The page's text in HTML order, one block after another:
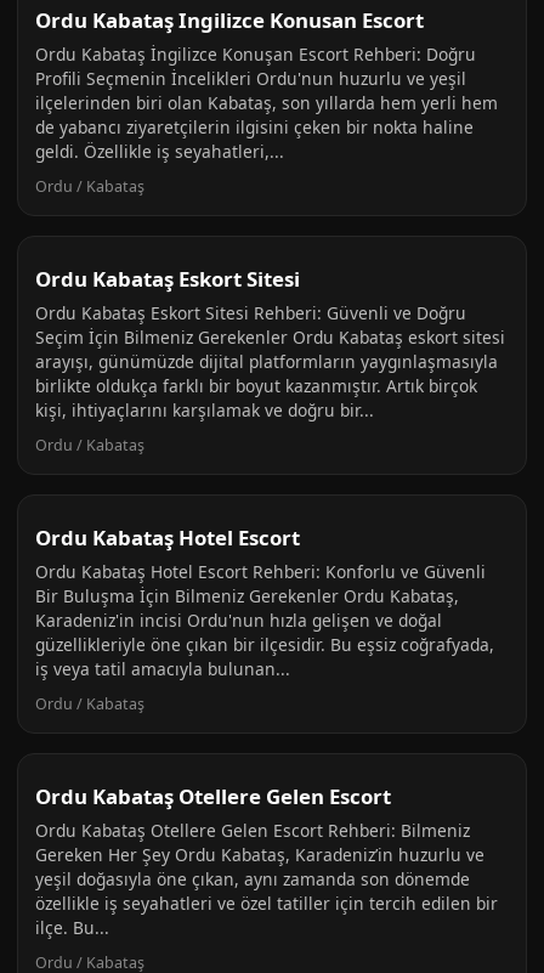
Ordu Kabataş Ingilizce Konusan Escort
Ordu Kabataş İngilizce Konuşan Escort Rehberi: Doğru
Profili Seçmenin İncelikleri Ordu'nun huzurlu ve yeşil
ilçelerinden biri olan Kabataş, son yıllarda hem yerli hem
de yabancı ziyaretçilerin ilgisini çeken bir nokta haline
geldi. Özellikle iş seyahatleri,...
Ordu / Kabataş
Ordu Kabataş Eskort Sitesi
Ordu Kabataş Eskort Sitesi Rehberi: Güvenli ve Doğru
Seçim İçin Bilmeniz Gerekenler Ordu Kabataş eskort sitesi
arayışı, günümüzde dijital platformların yaygınlaşmasıyla
birlikte oldukça farklı bir boyut kazanmıştır. Artık birçok
kişi, ihtiyaçlarını karşılamak ve doğru bir...
Ordu / Kabataş
Ordu Kabataş Hotel Escort
Ordu Kabataş Hotel Escort Rehberi: Konforlu ve Güvenli
Bir Buluşma İçin Bilmeniz Gerekenler Ordu Kabataş,
Karadeniz'in incisi Ordu'nun hızla gelişen ve doğal
güzellikleriyle öne çıkan bir ilçesidir. Bu eşsiz coğrafyada,
iş veya tatil amacıyla bulunan...
Ordu / Kabataş
Ordu Kabataş Otellere Gelen Escort
Ordu Kabataş Otellere Gelen Escort Rehberi: Bilmeniz
Gereken Her Şey Ordu Kabataş, Karadeniz’in huzurlu ve
yeşil doğasıyla öne çıkan, aynı zamanda son dönemde
özellikle iş seyahatleri ve özel tatiller için tercih edilen bir
ilçe. Bu...
Ordu / Kabataş